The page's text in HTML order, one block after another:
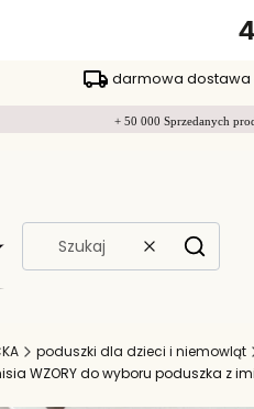
darmowa dostawa
+ 50 000 Sprzedanych
WyczyśćSzukaj
poduszki dla dzieci i niemowląt
WZORY do wyboru poduszka z